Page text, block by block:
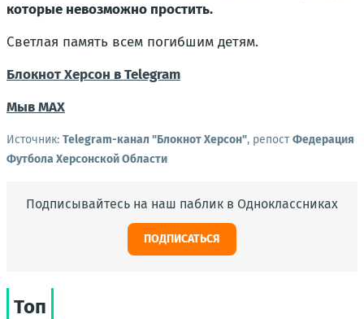
которые невозможно простить.
Светлая память всем погибшим детям.
Блокнот Херсон в Telegram
Мыв MAX
Источник: Telegram-канал "Блокнот Херсон", репостФедерация
Футбола Херсонской Области
Подписывайтесь на наш паблик в Одноклассниках
ПОДПИСАТЬСЯ
Топ